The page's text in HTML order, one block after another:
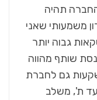
תהיה
משמעותי שאני
גבוה יותר
שותף מהווה
גם לחברת
ת', משלב